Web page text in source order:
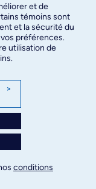
et de
témoins sont
et la sécurité du
préférences.
utilisation de
>
conditions